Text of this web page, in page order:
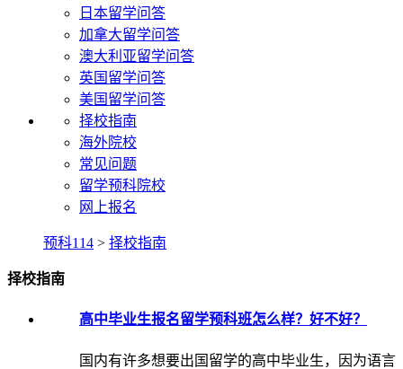
日本留学问答
加拿大留学问答
澳大利亚留学问答
英国留学问答
美国留学问答
择校指南
海外院校
常见问题
留学预科院校
网上报名
预科114 > 择校指南
择校指南
高中毕业生报名留学预科班怎么样？好不好？
国内有许多想要出国留学的高中毕业生，因为语言